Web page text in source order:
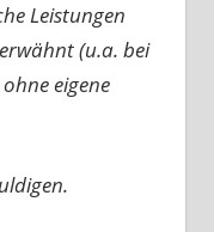
Leistungen
(u.a. bei
eigene